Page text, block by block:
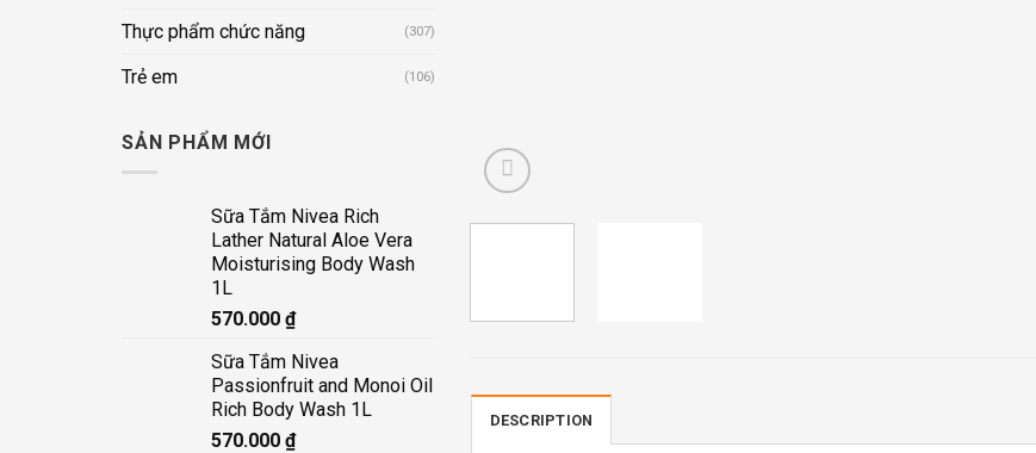
Thực phẩm chức năng (307)
Trẻ em (106)
SẢN PHẨM MỚI
Sữa Tắm Nivea Rich
Lather Natural Aloe Vera
Moisturising Body Wash
1L
570.000 ₫
Sữa Tắm Nivea
Passionfruit and Monoi Oil
Rich Body Wash 1L
570.000 ₫
DESCRIPTION